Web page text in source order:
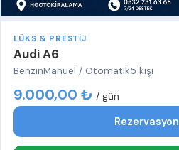
LÜKS & PRESTIJ
Audi A6
BenzinManuel / Otomatik5 kişi
9.000,00 ₺ / gün
Rezervasyon